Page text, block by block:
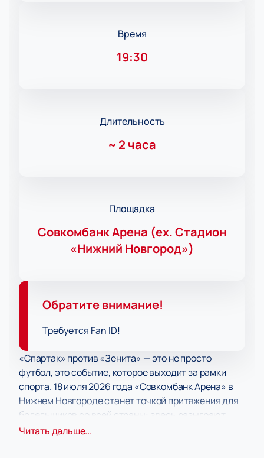
Время
19:30
Длительность
~ 2 часа
Площадка
Совкомбанк Арена (ex. Стадион
«Нижний Новгород»)
Обратите внимание!
Требуется Fan ID!
«Спартак» против «Зенита» — это не просто
футбол, это событие, которое выходит за рамки
спорта. 18 июля 2026 года «Совкомбанк Арена» в
Нижнем Новгороде станет точкой притяжения для
болельщиков со всей страны: здесь разыграют
Суперкубок России, и сделают это два главных
Читать дальше...